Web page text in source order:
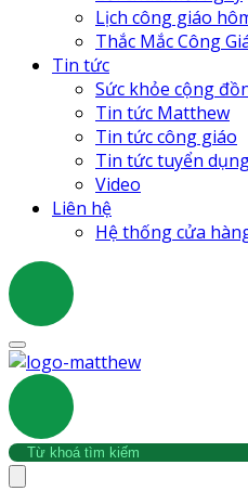
Lịch công giáo
Thắc Mắc Công
Tin tức
Sức khỏe cộng
Tin tức Matthew
Tin tức công giáo
Tin tức tuyển
Video
Liên hệ
Hệ thống cửa